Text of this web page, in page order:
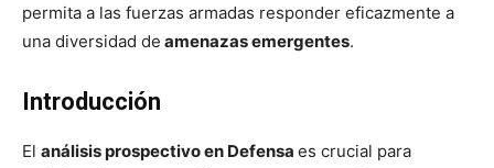
permita a las fuerzas armadas responder eficazmente a
una diversidad de amenazas emergentes.
Introducción
El análisis prospectivo en Defensa es crucial para